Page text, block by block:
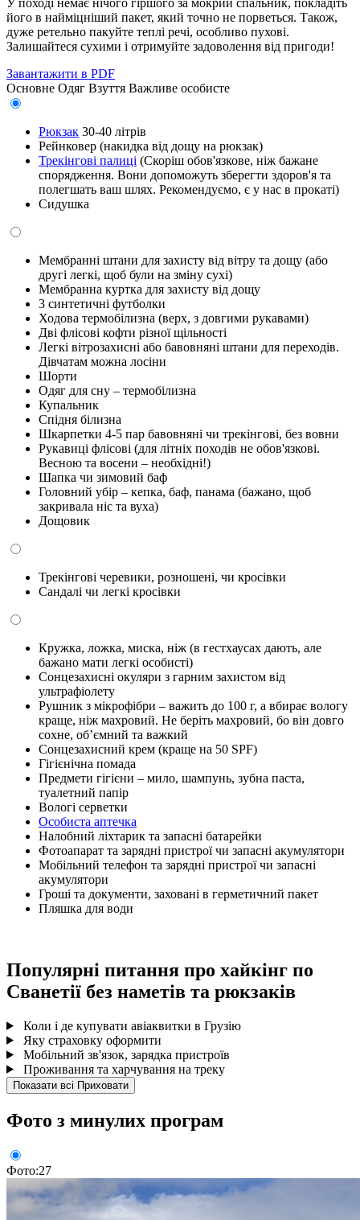
У поході немає нічого гіршого за мокрий спальник, покладіть
його в найміцніший пакет, який точно не порветься. Також,
дуже ретельно пакуйте теплі речі, особливо пухові.
Залишайтеся сухими і отримуйте задоволення від пригоди!
Завантажити в PDF
Основне Одяг Взуття Важливе особисте
Рюкзак 30-40 літрів
Рейнковер (накидка від дощу на рюкзак)
Трекінгові палиці (Скоріш обов'язкове, ніж бажане
спорядження. Вони допоможуть зберегти здоров'я та
полегшать ваш шлях. Рекомендуємо, є у нас в прокаті)
Сидушка
Мембранні штани для захисту від вітру та дощу (або
другі легкі, щоб були на зміну сухі)
Мембранна куртка для захисту від дощу
3 синтетичні футболки
Ходова термобілизна (верх, з довгими рукавами)
Дві флісові кофти різної щільності
Легкі вітрозахисні або бавовняні штани для переходів.
Дівчатам можна лосіни
Шорти
Одяг для сну – термобілизна
Купальник
Спідня білизна
Шкарпетки 4-5 пар бавовняні чи трекінгові, без вовни
Рукавиці флісові (для літніх походів не обов'язкові.
Весною та восени – необхідні!)
Шапка чи зимовий баф
Головний убір – кепка, баф, панама (бажано, щоб
закривала ніс та вуха)
Дощовик
Трекінгові черевики, розношені, чи кросівки
Сандалі чи легкі кросівки
Кружка, ложка, миска, ніж (в гестхаусах дають, але
бажано мати легкі особисті)
Сонцезахисні окуляри з гарним захистом від
ультрафіолету
Рушник з мікрофібри – важить до 100 г, а вбирає вологу
краще, ніж махровий. Не беріть махровий, бо він довго
сохне, об’ємний та важкий
Сонцезахисний крем (краще на 50 SPF)
Гігієнічна помада
Предмети гігієни – мило, шампунь, зубна паста,
туалетний папір
Вологі серветки
Особиста аптечка
Налобний ліхтарик та запасні батарейки
Фотоапарат та зарядні пристрої чи запасні акумулятори
Мобільний телефон та зарядні пристрої чи запасні
акумулятори
Гроші та документи, заховані в герметичний пакет
Пляшка для води
Популярні питання про хайкінг по
Сванетії без наметів та рюкзаків
Коли і де купувати авіаквитки в Грузію
Яку страховку оформити
Мобільний зв'язок, зарядка пристроїв
Проживання та харчування на треку
Показати всі Приховати
Фото з минулих програм
Фото:27